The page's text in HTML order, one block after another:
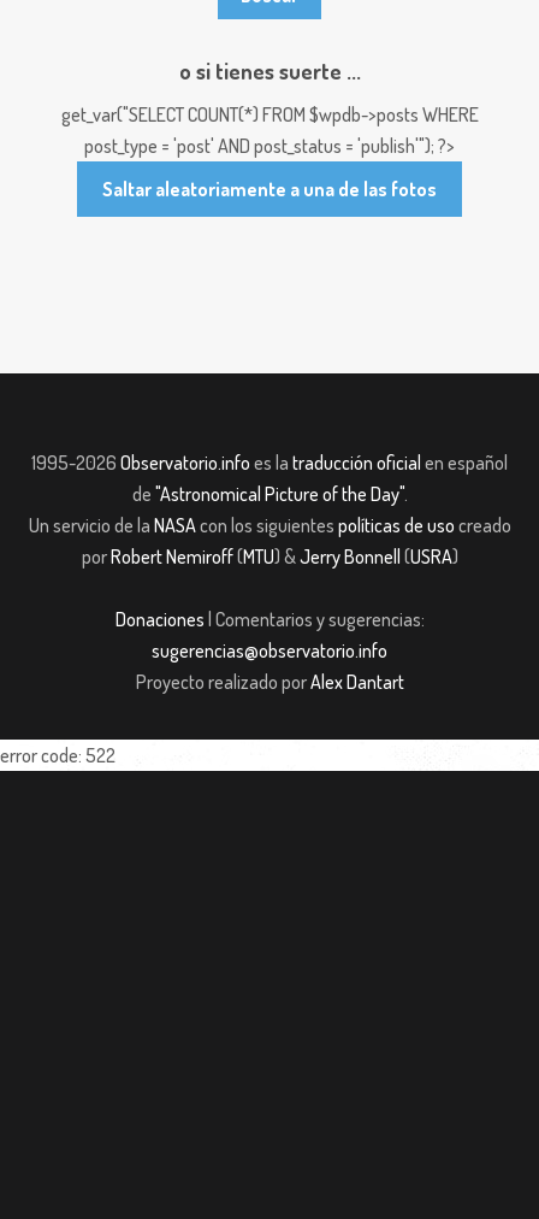
o si tienes suerte ...
get_var("SELECT COUNT(*) FROM $wpdb->posts WHERE
post_type = 'post' AND post_status = 'publish'"); ?>
Saltar aleatoriamente a una de las fotos
1995-2026 Observatorio.info es la traducción oficial en español
de "Astronomical Picture of the Day".
Un servicio de la NASAcon los siguientes políticas de uso creado
porRobert Nemiroff(MTU) &Jerry Bonnell (USRA)
Donaciones | Comentarios y sugerencias:
sugerencias@observatorio.info
Proyecto realizado porAlex Dantart
error code: 522